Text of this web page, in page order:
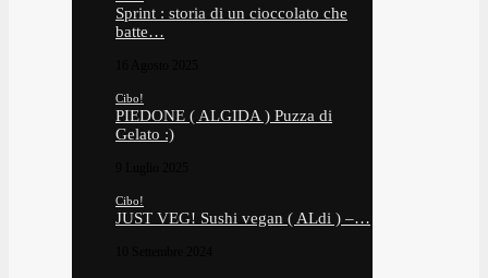
Sprint : storia di un cioccolato che
batte…
Cibo!
PIEDONE ( ALGIDA ) Puzza di
Gelato :)
Cibo!
JUST VEG! Sushi vegan ( ALdi ) –…